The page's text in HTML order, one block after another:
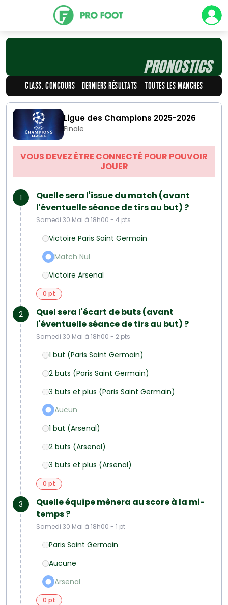
PRONOSTICS
CLASS. CONCOURS DERNIERS RÉSULTATS TOUTES LES MANCHES
Ligue des Champions 2025-2026
Finale
VOUS DEVEZ ÊTRE CONNECTÉ POUR POUVOIR
JOUER
1
Quelle sera l'issue du match (avant
l'éventuelle séance de tirs au but) ?
Samedi 30 Mai à 18h00 - 4 pts
Victoire Paris Saint Germain
Match Nul
Victoire Arsenal
0 pt
2
Quel sera l'écart de buts (avant
l'éventuelle séance de tirs au but) ?
Samedi 30 Mai à 18h00 - 2 pts
1 but (Paris Saint Germain)
2 buts (Paris Saint Germain)
3 buts et plus (Paris Saint Germain)
Aucun
1 but (Arsenal)
2 buts (Arsenal)
3 buts et plus (Arsenal)
0 pt
3
Quelle équipe mènera au score à la mi-
temps ?
Samedi 30 Mai à 18h00 - 1 pt
Paris Saint Germain
Aucune
Arsenal
0 pt